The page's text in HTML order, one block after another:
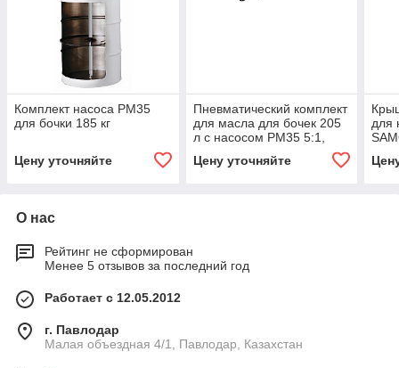
Комплект насоса PM35
для бочки 185 кг
Цену уточняйте
Пневматический комплект
для масла для бочек 205
л с насосом PM35 5:1,
Цену уточняйте
для
О нас
Рейтинг не сформирован
Менее 5 отзывов за последний год
Работает с 12.05.2012
г. Павлодар
Малая объездная 4/1, Павлодар, Казахстан